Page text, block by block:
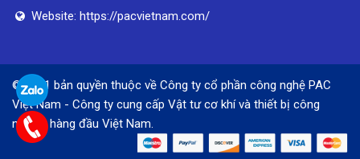
Website: https://pacvietnam.com/
© 2021 bản quyền thuộc về Công ty cổ phần công nghệ PAC
Việt Nam - Công ty cung cấp Vật tư cơ khí và thiết bị công
nghiệp hàng đầu Việt Nam.